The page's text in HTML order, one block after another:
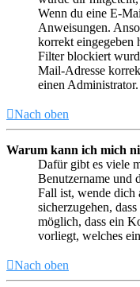
Wenn du eine E-
Anweisungen.
korrekt eingegeben
Filter blockiert
Mail-Adresse
einen Administrator.
Nach oben
Warum kann ich mich
Dafür gibt es viele
Benutzername und
Fall ist, wende dich
sicherzugehen,
möglich, dass ein
vorliegt, welches
Nach oben